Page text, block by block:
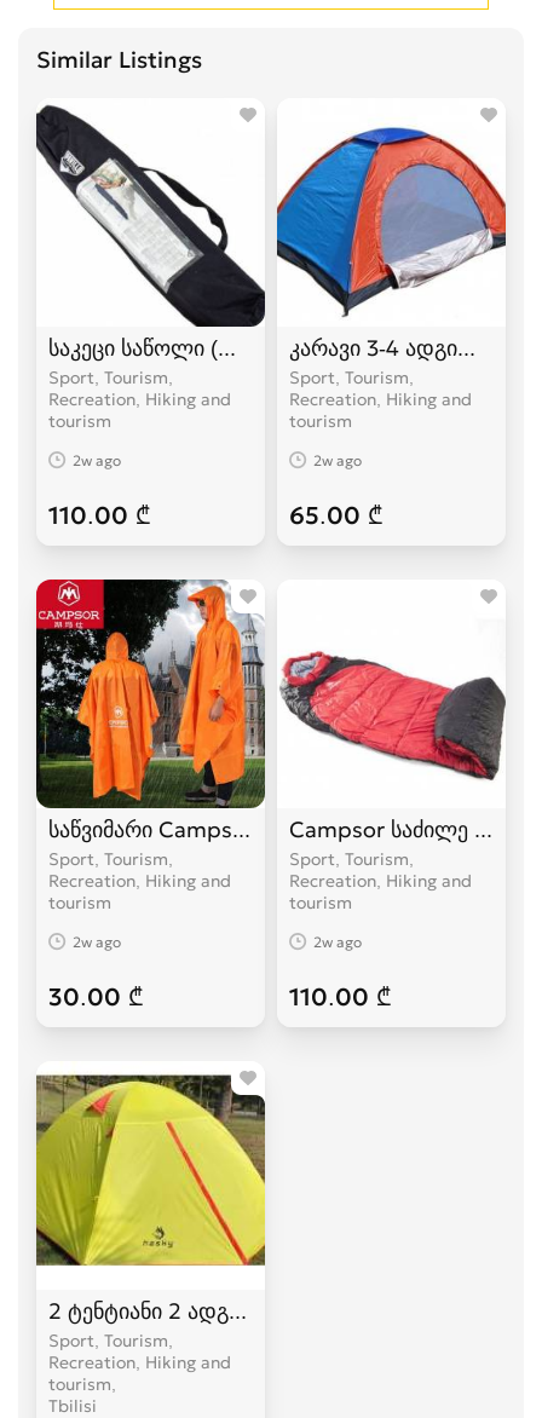
Similar Listings
საკეცი საწოლი (ლეჟანკა) გასაშლელი საწოლი
Sport, Tourism,
Recreation, Hiking and
tourism
2w ago
110.00 ₾
კარავი 3-4 ადგილიანი
Sport, Tourism,
Recreation, Hiking and
tourism
2w ago
65.00 ₾
საწვიმარი Campsor
Sport, Tourism,
Recreation, Hiking and
tourism
2w ago
30.00 ₾
Campsor საძილე
Sport, Tourism,
Recreation, Hiking and
tourism
2w ago
110.00 ₾
2 ტენტიანი 2 ადგილიანი HASKY karavi კარვები
Sport, Tourism,
Recreation, Hiking and
tourism
Tbilisi